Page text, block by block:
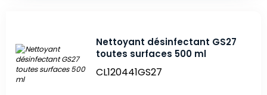
Nettoyant désinfectant GS27
toutes surfaces 500 ml
CL120441GS27